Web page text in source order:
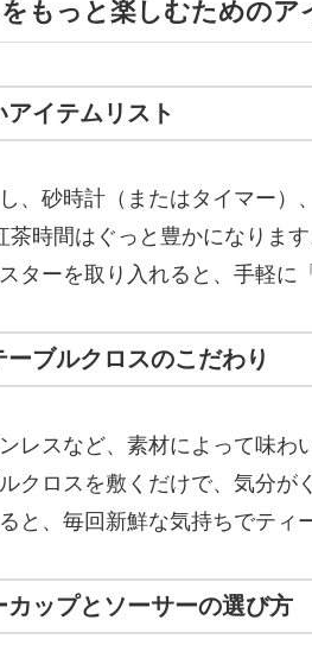
もっと楽しむためのア
イテムリスト
、砂時計（またはタイマー）
時間はぐっと豊かになります
ターを取り入れると、手軽に
ブルクロスのこだわり
レスなど、素材によって味わ
クロスを敷くだけで、気分が
と、毎回新鮮な気持ちでティ
カップとソーサーの選び方